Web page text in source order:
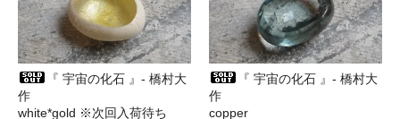
『 宇宙の化石 』- 橋村大
作
white*gold ※次回入荷待ち
『 宇宙の化石 』- 橋村大
作
copper